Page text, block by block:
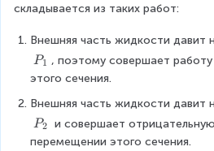
_
d
складывается из таких работ:
Внешняя часть жидкости давит
P
_
P1 , поэтому совершает
этого сечения.
Внешняя часть жидкости давит
P
_
P2
и совершает
перемещении этого сечения.